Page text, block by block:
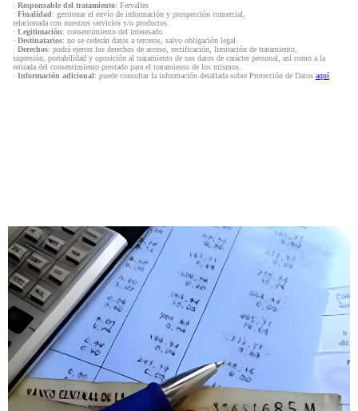
· Responsable del tratamiento: Fervalles
· Finalidad: gestionar el envío de información y prospección comercial,
relacionada con nuestros servicios y/o productos.
· Legitimación: consentimiento del interesado.
· Destinatarios: no se cederán datos a terceros, salvo obligación legal.
· Derechos: podrá ejercer los derechos de acceso, rectificación, limitación de tratamiento,
supresión, portabilidad y oposición al tratamiento de sus datos de carácter personal, así como a la
retirada del consentimiento prestado para el tratamiento de los mismos.
· Información adicional: puede consultar la información detallada sobre Protección de Datos aquí.